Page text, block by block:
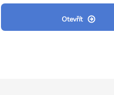
Otevřít